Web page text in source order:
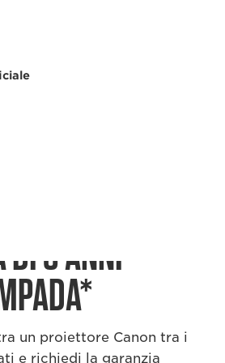
DI 3 ANNI
un proiettore Canon tra i
e richiedi la garanzia